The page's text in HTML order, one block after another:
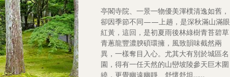
亭閣寺院、一景一物優美渾樸清逸如舊，
卻因季節不同——上趟，是深秋滿山滿眼
紅黃，這回，是初夏雨後林綠樹青苔碧草
青蔥龍豐濃腴碩環擁，風致韻味截然兩
異，一樣奪目入心。尤其大有別於城區名
園，得有一任天然的山巒坡陵參天巨木圍
繞，更覺幽遠幽靜、舒懷舒坦……